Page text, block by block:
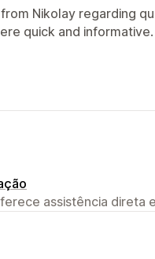
Nikolay regarding
quick and informative.
assistência direta